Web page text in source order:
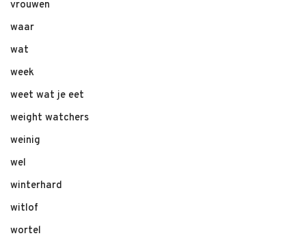
vrouwen
waar
wat
week
weet wat je eet
weight watchers
weinig
wel
winterhard
witlof
wortel